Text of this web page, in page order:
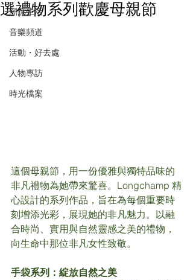
潮流生活
音樂頻道
活動・好去處
人物專訪
時光檔案
選禮物系列歡慶母親節
這個母親節，用一份優雅與獨特品味的
非凡禮物為她帶來驚喜。Longchamp 精
心設計的系列作品，旨在為每個重要時
刻增添光彩，展現她的非凡魅力。以融
合時尚、實用與自然靈感之美的禮物，
向生命中那位非凡女性致敬。
手袋系列：綻放自然之美